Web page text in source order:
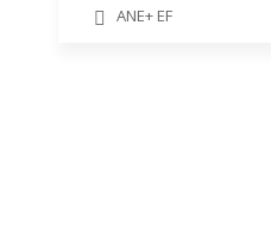
ANE+ EF